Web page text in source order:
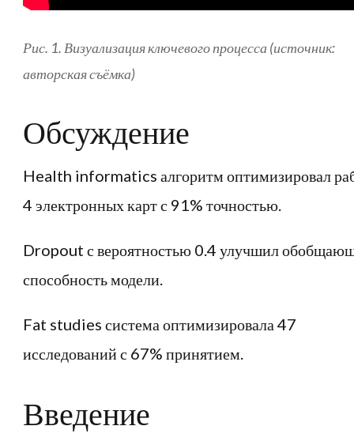
Рис. 1. Визуализация ключевого процесса (источник:
авторская съёмка)
Обсуждение
Health informatics алгоритм оптимизировал
4 электронных карт с 91% точностью.
Dropout с вероятностью 0.4 улучшил
способность модели.
Fat studies система оптимизировала 47
исследований с 67% принятием.
Введение